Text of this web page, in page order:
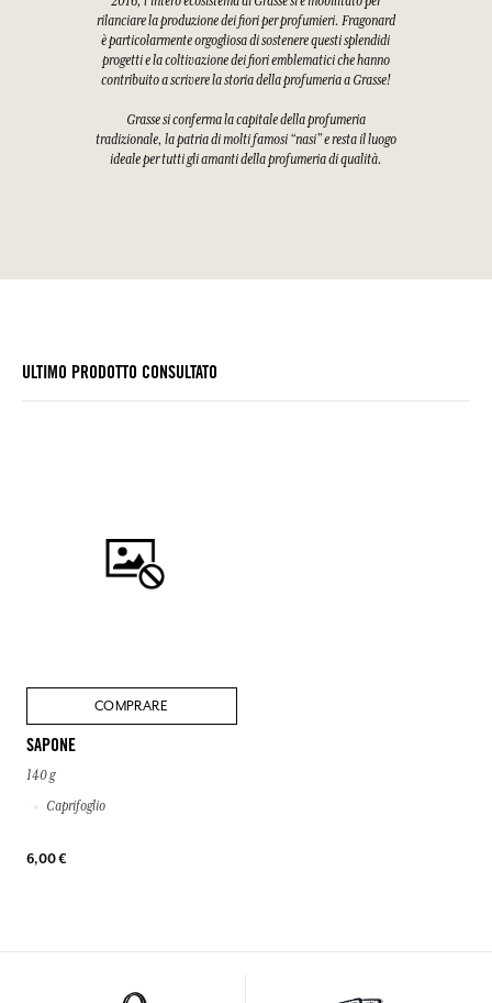
rilanciare la produzione dei fiori per profumieri. Fragonard
è particolarmente orgogliosa di sostenere questi splendidi
progetti e la coltivazione dei fiori emblematici che hanno
contribuito a scrivere la storia della profumeria a Grasse!
Grasse si conferma la capitale della profumeria
tradizionale, la patria di molti famosi “nasi” e resta il luogo
ideale per tutti gli amanti della profumeria di qualità.
ULTIMO PRODOTTO CONSULTATO
COMPRARE
SAPONE
140 g
Caprifoglio
6,00 €